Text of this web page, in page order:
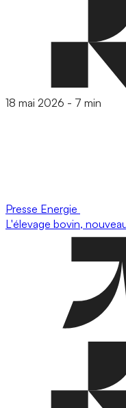
18 mai 2026 - 7 min
Presse Energie
L'élevage bovin,